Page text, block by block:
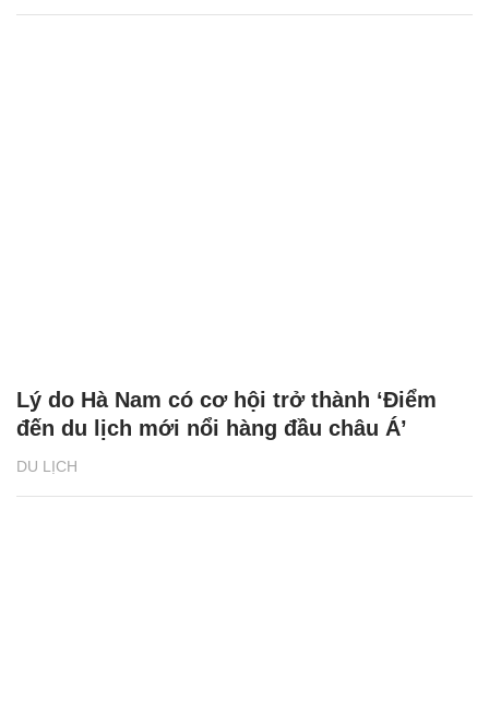
DU LỊCH
Lý do Hà Nam có cơ hội trở thành ‘Điểm
đến du lịch mới nổi hàng đầu châu Á’